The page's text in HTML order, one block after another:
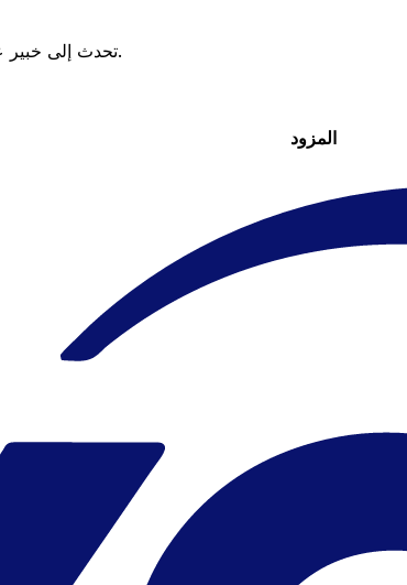
تحدث إلى خبيريمكننا التفوق على أسعار المنافسين.
المزود